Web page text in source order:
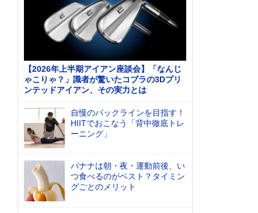
【2026年上半期アイアン座談会】「なんじ
ゃこりゃ？」識者が驚いたコブラの3Dプリ
ンテッドアイアン、その実力とは
自慢のバックラインを目指す！
HIITでおこなう「背中徹底トレ
ーニング」
バナナは朝・夜・運動前後、い
つ食べるのがベスト？タイミン
グごとのメリット